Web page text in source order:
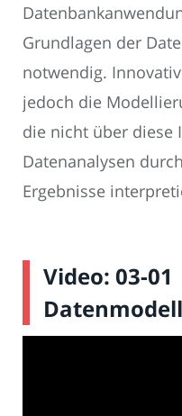
Grundlagen der
notwendig.
jedoch die
die nicht über diese
Datenanalysen
Ergebnisse
Video: 03-01